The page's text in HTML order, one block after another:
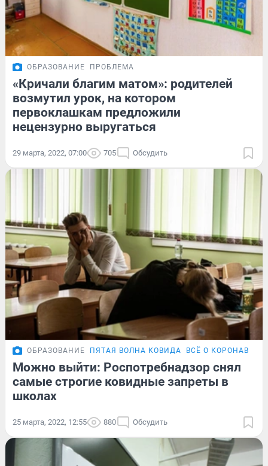
ОБРАЗОВАНИЕ ПРОБЛЕМА
«Кричали благим матом»: родителей
возмутил урок, на котором
первоклашкам предложили
нецензурно выругаться
29 марта, 2022, 07:00 705 Обсудить
ОБРАЗОВАНИЕ ПЯТАЯ ВОЛНА КОВИДА ВСЁ О
Можно выйти: Роспотребнадзор снял
самые строгие ковидные запреты в
школах
25 марта, 2022, 12:55 880 Обсудить